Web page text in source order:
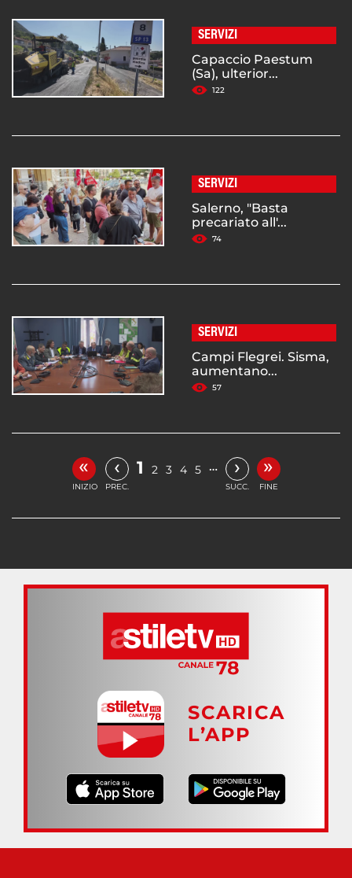
SERVIZI
Capaccio Paestum
(Sa), ulterior...
122
SERVIZI
Salerno, "Basta
precariato all'...
74
SERVIZI
Campi Flegrei. Sisma,
aumentano...
57
«
INIZIO
‹
PREC.
1 2 3 4 5 … ›
SUCC.
»
FINE
SCARICA
L’APP